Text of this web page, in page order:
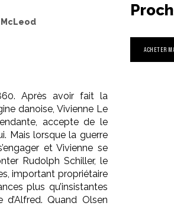
Après avoir fait la
danoise, Vivienne Le
accepte de le
Mais lorsque la guerre
et Vivienne se
Rudolph Schiller, le
important propriétaire
plus qu’insistantes
Quand Olsen
ACHETER